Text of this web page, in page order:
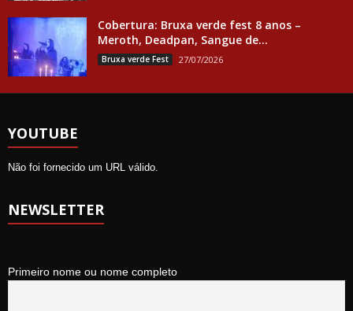
Cobertura: Bruxa verde fest 8 anos –
Meroth, Deadpan, Sangue de...
Bruxa verde Fest 27/07/2026
YOUTUBE
Não foi fornecido um URL válido.
NEWSLETTER
Primeiro nome ou nome completo